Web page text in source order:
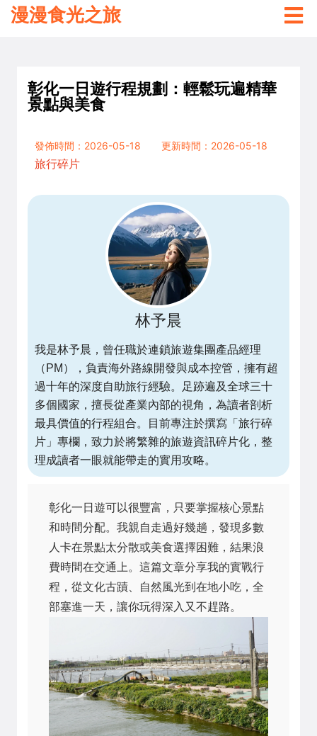
漫漫食光之旅
彰化一日遊行程規劃：輕鬆玩遍精華
景點與美食
發佈時間：2026-05-18
更新時間：2026-05-18
旅行碎片
林予晨
我是林予晨，曾任職於連鎖旅遊集團產品經理
（PM），負責海外路線開發與成本控管，擁有超
過十年的深度自助旅行經驗。足跡遍及全球三十
多個國家，擅長從產業內部的視角，為讀者剖析
最具價值的行程組合。目前專注於撰寫「旅行碎
片」專欄，致力於將繁雜的旅遊資訊碎片化，整
理成讀者一眼就能帶走的實用攻略。
彰化一日遊可以很豐富，只要掌握核心景點
和時間分配。我親自走過好幾趟，發現多數
人卡在景點太分散或美食選擇困難，結果浪
費時間在交通上。這篇文章分享我的實戰行
程，從文化古蹟、自然風光到在地小吃，全
部塞進一天，讓你玩得深入又不趕路。